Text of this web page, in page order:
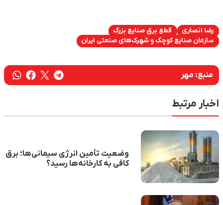
رضا انصاری
قطع برق صنایع بزرگ
سازمان صنایع کوچک و شهرک‌های صنعتی ایران
منبع: مهر
اخبار مرتبط
وضعیت تأمین انرژی سیمانی‌ها؛ برق
کافی به کارخانه‌ها رسید؟